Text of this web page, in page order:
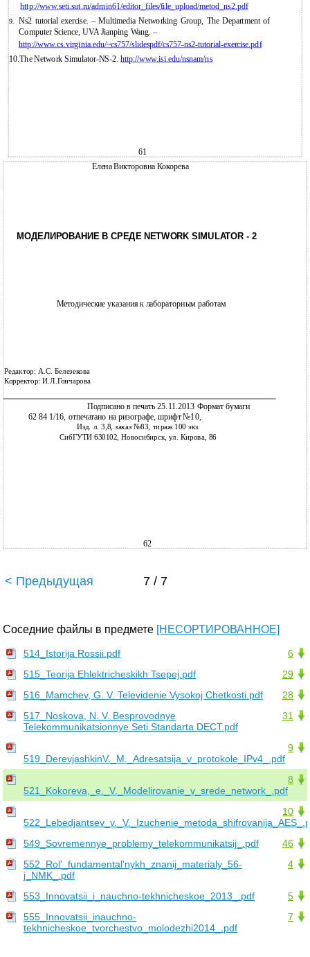
http://www.seti.sut.ru/admin61/editor_files/file_upload/metod_ns2.pdf
9.
Ns2 tutorial exercise. – Multimedia Networking Group, The Department of
Computer Science, UVA Jianping Wang. –
http://www.cs.virginia.edu/~cs757/slidespdf/cs757-ns2-tutorial-exercise.pdf
10.The Network Simulator-NS-2. http://www.isi.edu/nsnam/ns
61
Елена Викторовна Кокорева
МОДЕЛИРОВАНИЕ В СРЕДЕ NETWORK SIMULATOR - 2
Методические указания к лабораторным работам
Редактор: А.С. Белезекова
Корректор: И.Л.Гончарова
Подписано в печать 25.11.2013 Формат бумаги
62 84 1/16, отпечатано на ризографе, шрифт №10,
Изд. л. 3,8, заказ №83, тираж 100 экз.
СибГУТИ 630102, Новосибирск, ул. Кирова, 86
62
< Предыдущая 7 / 7
Соседние файлы в предмете [НЕСОРТИРОВАННОЕ]
6
514_Istorija Rossii.pdf
29
515_Teorija Ehlektricheskikh Tsepej.pdf
28
516_Mamchev, G. V. Televidenie Vysokoj Chetkosti.pdf
31
517_Noskova, N. V. Besprovodnye
Telekommunikatsionnye Seti Standarta DECT.pdf
9
519_DerevjashkinV._M._Adresatsija_v_protokole_IPv4_.pdf
8
521_Kokoreva,_e._V._Modelirovanie_v_srede_network_.pdf
10
46
549_Sovremennye_problemy_telekommunikatsij_.pdf
4
552_Rol'_fundamental'nykh_znanij_materialy_56-
j_NMK_.pdf
5
553_Innovatsii_i_nauchno-tekhnicheskoe_2013_.pdf
7
555_Innovatsii_inauchno-
tekhnicheskoe_tvorchestvo_molodezhi2014_.pdf